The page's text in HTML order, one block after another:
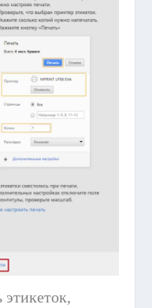
этикеток,